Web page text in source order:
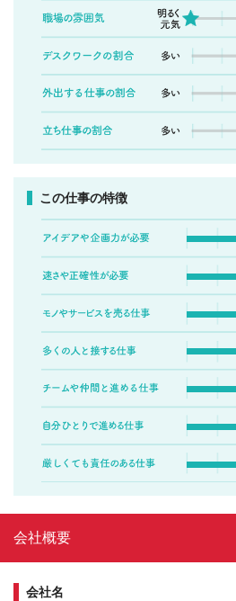
この仕事の特徴
会社概要
会社名